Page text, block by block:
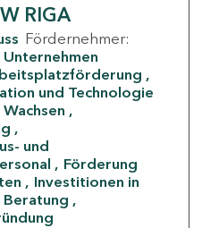
RIGA
Fördernehmer:
Unternehmen
und Technologie
und
Förderung
Investitionen in
Beratung